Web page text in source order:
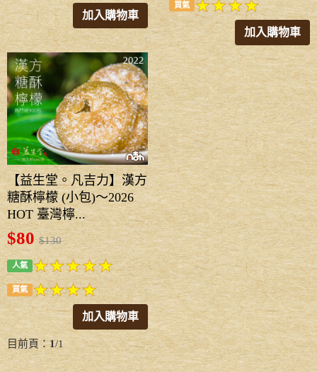
加入購物車
買氣
加入購物車
【益生堂。凡吉力】漢方
糖酥檸檬 (小包)～2026
HOT 臺灣檸...
$80$130
人氣
買氣
加入購物車
目前頁：1/1